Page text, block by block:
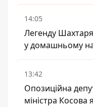
14:05
Легенду
у домашньому
13:42
Опозиційна
міністра